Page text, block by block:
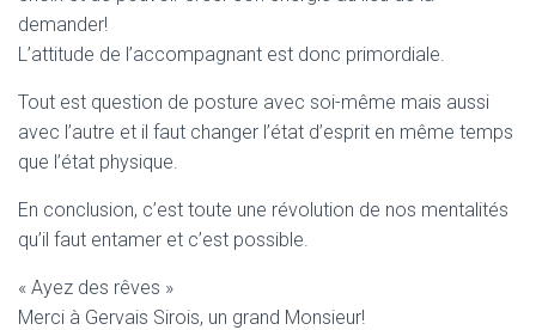
demander!
L’attitude de l’accompagnant est donc primordiale.
Tout est question de posture avec soi-même mais aussi
avec l’autre et il faut changer l’état d’esprit en même temps
que l’état physique.
En conclusion, c’est toute une révolution de nos mentalités
qu’il faut entamer et c’est possible.
« Ayez des rêves »
Merci à Gervais Sirois, un grand Monsieur!